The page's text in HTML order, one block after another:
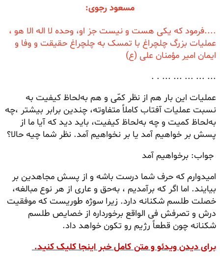
مسعود رجوی:
....فرمود که یکی هست و نیست جز او، وحده لا اله الا هو ،
عملیات بزرگ چلچراغ با تمسک به چلچراغ حقیقت و وفا و
ایمان امیر مؤمنان علی (ع)
... ... ... ... ... . .
عملیات این بار هم از نظر کمّی و هم به‌لحاظ کیفیت به
نسبت عملیات آفتاب کاملاً متفاوته، چندین برابر بیشتر ،چه
به‌لحاظ کمیت و چه به‌لحاظ کیفیت، باید دید که آیا ما از
پسش بر خواهیم آمد یا بر نخواهیم آمد. نظر شما چیه حالا؟
جواب: برخواهیم آمد
امیدوارم که حرف شما درست باشه و از پسش مجاهدین بر
بیایند. اما اگر که برآمدیم ، به‌حق و عاری از هر نوع مبالغه،
خصلت طلسم شکنانه دارد. زیرا سوژه طوریست که موفقیت
درش و تصرفش فی الواقع برخورداره از خصایص طلسم
شکنانه چون قطعاً رژیم رو تکون خواهد داد.
برای دیدن ویدئو و متن کامل خبر اینجا کلیک کنید.